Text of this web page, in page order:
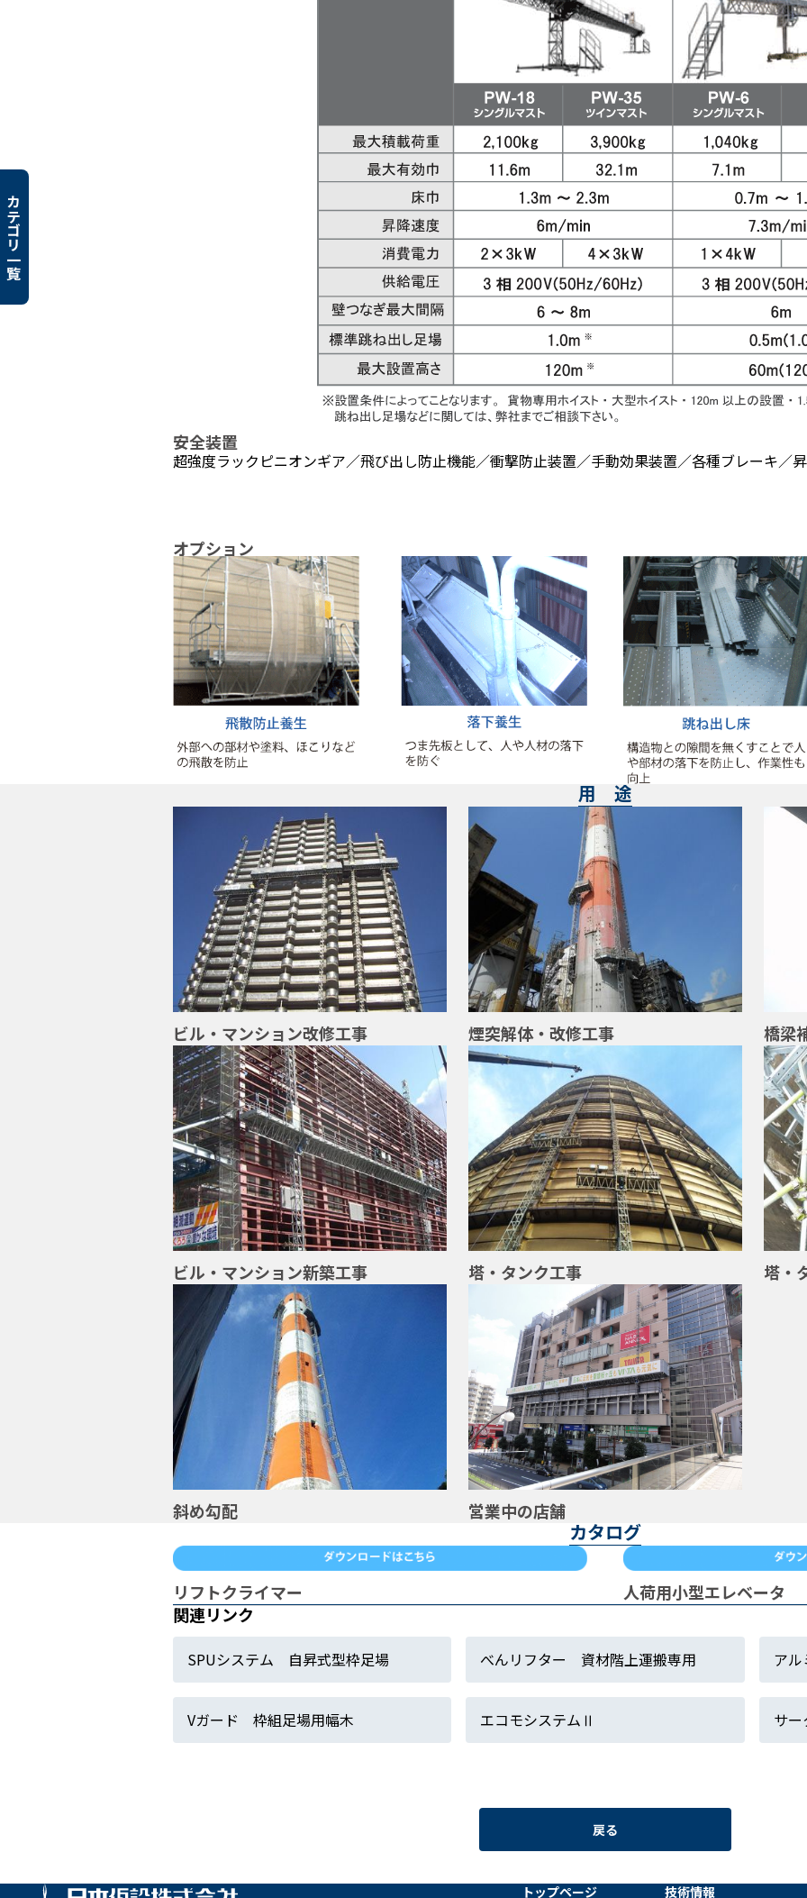
安全装置
超強度ラックピニオンギア／飛び出し防止機能／衝撃防止装置／手動効果装置／各種ブレーキ／
オプション
用 途
ビル・マンション改修工事 煙突解体・改修工事 橋梁
ビル・マンション新築工事 塔・タンク工事 塔・
斜め勾配 営業中の店舗
カタログ
リフトクライマー
人荷用小型エレベータ
関連リンク
SPUシステム 自昇式型枠足場 べんリフター 資材階上運搬専用 ア
Vガード 枠組足場用幅木 エコモシステムⅡ サ
戻る
トップページ
技術情報
カテゴリ一覧